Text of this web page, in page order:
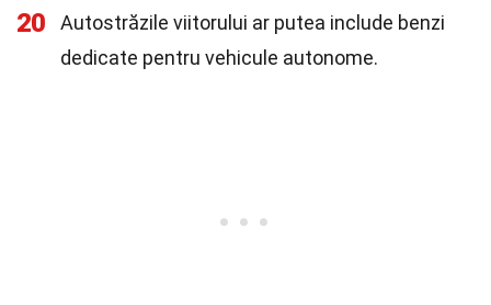
20
Autostrăzile viitorului ar putea include benzi
dedicate pentru vehicule autonome.